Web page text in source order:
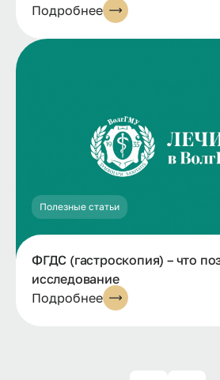
Подробнее
Полезные статьи
ФГДС (гастроскопия) – что
исследование
Подробнее